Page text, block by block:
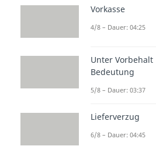
Nach Beantwortung
Studyflix zu verbessern.
Vorkasse
4/8 – Dauer: 04:25
Unter Vorbehalt
Bedeutung
5/8 – Dauer: 03:37
Lieferverzug
6/8 – Dauer: 04:45